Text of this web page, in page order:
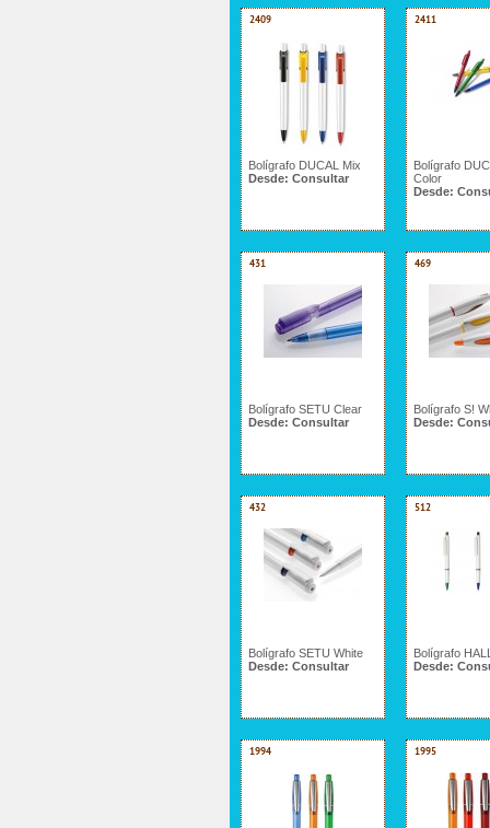
2409
Bolígrafo DUCAL Mix
Desde: Consultar
2411
Bolígrafo
Color
Desde:
431
Bolígrafo SETU Clear
Desde: Consultar
469
Bolígrafo S!
Desde:
432
Bolígrafo SETU White
Desde: Consultar
512
Bolígrafo
Desde:
1994 1995